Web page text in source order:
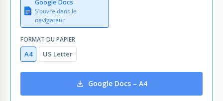
S’ouvre dans le
navigateur
FORMAT DU PAPIER
A4 US Letter
Google Docs – A4